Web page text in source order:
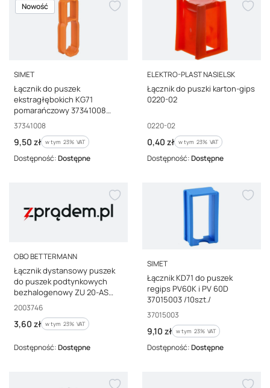
Nowość
PRODUCENT
SIMET
Łącznik do puszek
ekstragłębokich KG71
pomarańczowy 37341008
/10szt./
Kod producenta
37341008
Cena brutto
9,50 zł w tym %s VAT
w tym 23% VAT
Dostępność:Dostępne
PRODUCENT
ELEKTRO-PLAST NASIELSK
Łącznik do puszki karton-gips
0220-02
Kod producenta
0220-02
Cena brutto
0,40 zł w tym %s VAT
w tym 23% VAT
Dostępność:Dostępne
PRODUCENT
OBO BETTERMANN
Łącznik dystansowy puszek
do puszek podtynkowych
bezhalogenowy ZU 20-AS
2003746 /25szt./
Kod producenta
2003746
Cena brutto
3,60 zł w tym %s VAT
w tym 23% VAT
Dostępność:Dostępne
PRODUCENT
SIMET
Łącznik KD71 do puszek
regips PV60K i PV 60D
37015003 /10szt./
Kod producenta
37015003
Cena brutto
9,10 zł w tym %s VAT
w tym 23% VAT
Dostępność:Dostępne